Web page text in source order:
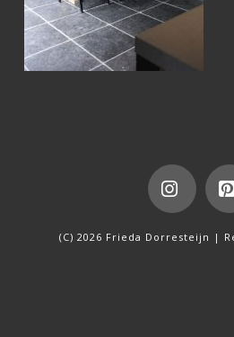
(C) 2026 Frieda Dorresteijn |